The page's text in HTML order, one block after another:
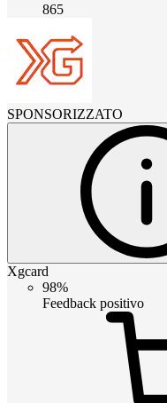
865
SPONSORIZZATO
Xgcard
98%
Feedback positivo